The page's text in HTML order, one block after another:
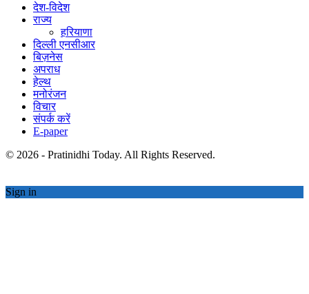
देश-विदेश
राज्य
हरियाणा
दिल्ली एनसीआर
बिज़नेस
अपराध
हेल्थ
मनोरंजन
विचार
संपर्क करें
E-paper
© 2026 - Pratinidhi Today. All Rights Reserved.
Sign in